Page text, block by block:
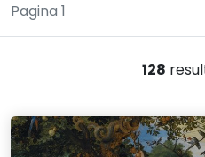
Pagina 1
128